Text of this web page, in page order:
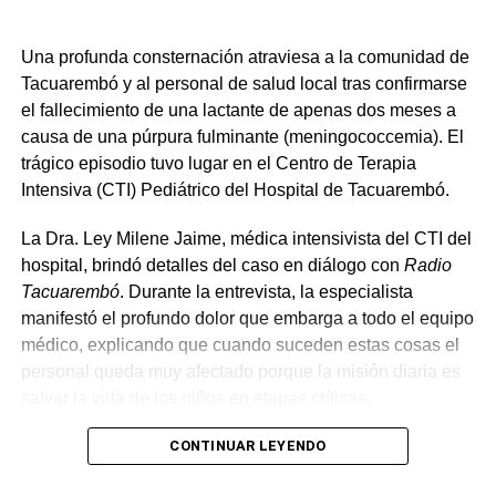
Una profunda consternación atraviesa a la comunidad de
Tacuarembó y al personal de salud local tras confirmarse
el fallecimiento de una lactante de apenas dos meses a
causa de una púrpura fulminante (meningococcemia). El
trágico episodio tuvo lugar en el Centro de Terapia
Intensiva (CTI) Pediátrico del Hospital de Tacuarembó.
La Dra. Ley Milene Jaime, médica intensivista del CTI del
hospital, brindó detalles del caso en diálogo con Radio
Tacuarembó. Durante la entrevista, la especialista
manifestó el profundo dolor que embarga a todo el equipo
médico, explicando que cuando suceden estas cosas el
personal queda muy afectado porque la misión diaria es
Según el relato de la especialista, se trataba de una bebé
CONTINUAR LEYENDO